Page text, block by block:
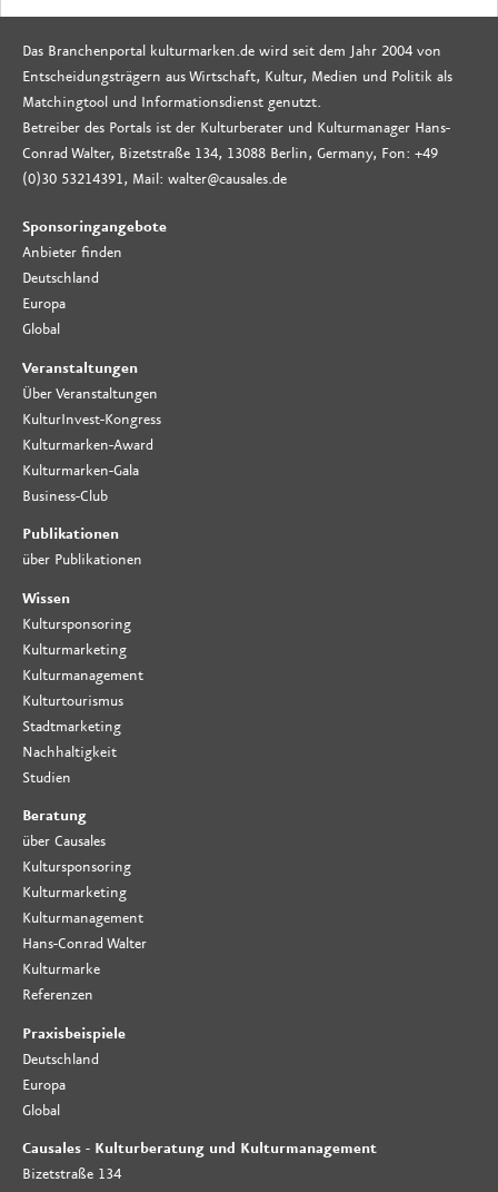
Das Branchenportal kulturmarken.de wird seit dem Jahr 2004 von
Entscheidungsträgern aus Wirtschaft, Kultur, Medien und Politik als
Matchingtool und Informationsdienst genutzt.
Betreiber des Portals ist der Kulturberater und Kulturmanager Hans-
Conrad Walter, Bizetstraße 134, 13088 Berlin, Germany, Fon: +49
(0)30 53214391, Mail: walter@causales.de
Sponsoringangebote
Anbieter finden
Deutschland
Europa
Global
Veranstaltungen
Über Veranstaltungen
KulturInvest-Kongress
Kulturmarken-Award
Kulturmarken-Gala
Business-Club
Publikationen
über Publikationen
Wissen
Kultursponsoring
Kulturmarketing
Kulturmanagement
Kulturtourismus
Stadtmarketing
Nachhaltigkeit
Studien
Beratung
über Causales
Kultursponsoring
Kulturmarketing
Kulturmanagement
Hans-Conrad Walter
Kulturmarke
Referenzen
Praxisbeispiele
Deutschland
Europa
Global
Causales - Kulturberatung und Kulturmanagement
Bizetstraße 134